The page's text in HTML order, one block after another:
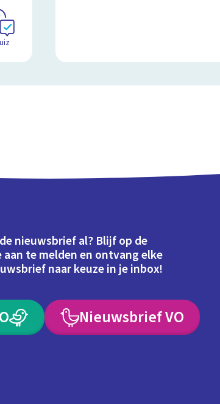
nieuwsbrief al? Blijf op de
te melden en ontvang elke
naar keuze in je inbox!
Nieuwsbrief VO